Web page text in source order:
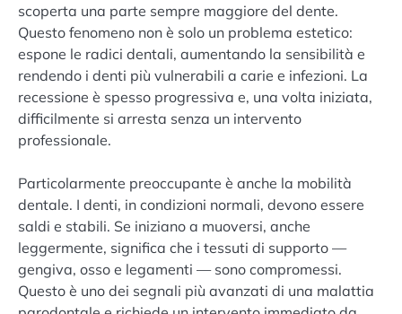
scoperta una parte sempre maggiore del dente.
Questo fenomeno non è solo un problema estetico:
espone le radici dentali, aumentando la sensibilità e
rendendo i denti più vulnerabili a carie e infezioni. La
recessione è spesso progressiva e, una volta iniziata,
difficilmente si arresta senza un intervento
professionale.
Particolarmente preoccupante è anche la mobilità
dentale. I denti, in condizioni normali, devono essere
saldi e stabili. Se iniziano a muoversi, anche
leggermente, significa che i tessuti di supporto —
gengiva, osso e legamenti — sono compromessi.
Questo è uno dei segnali più avanzati di una malattia